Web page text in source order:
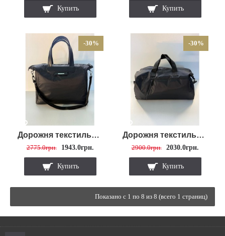
Купить Купить
-30%
Дорожня текстильна сумка 097
2775.0грн. 1943.0грн.
Купить
-30%
Дорожня текстильна сумка 0328
2900.0грн. 2030.0грн.
Купить
Показано с 1 по 8 из 8 (всего 1 страниц)